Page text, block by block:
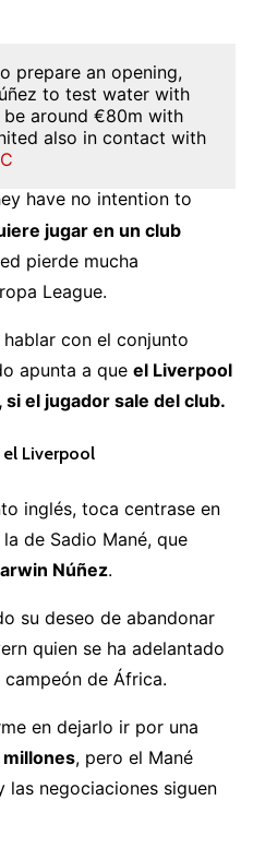
prepare an opening,
to test water with
around €80m with
also in contact with
have no intention to
jugar en un club
pierde mucha
League.
con el conjunto
apunta a que el Liverpool
el jugador sale del club.
el Liverpool
inglés, toca centrase en
de Sadio Mané, que
Núñez.
su deseo de abandonar
quien se ha adelantado
de África.
en dejarlo ir por una
, pero el Mané
las negociaciones siguen